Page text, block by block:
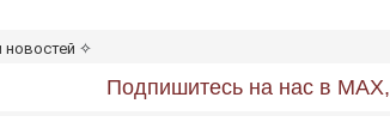
новостей ✧
Подпишитесь на нас в